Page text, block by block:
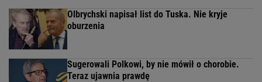
Olbrychski napisał list do Tuska. Nie kryje
oburzenia
Sugerowali Polkowi, by nie mówił o chorobie.
Teraz ujawnia prawdę